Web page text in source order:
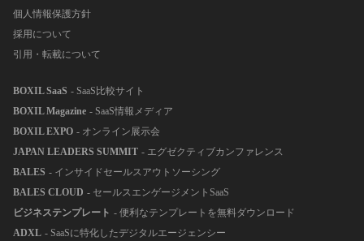
個人情報保護方針
採用について
引用・転載について
BOXIL SaaS - SaaS比較サイト
BOXIL Magazine - SaaS情報メディア
BOXIL EXPO - オンライン展示会
JAPAN LEADERS SUMMIT - エグゼクティブカンファレンス
BALES - インサイドセールスアウトソーシング
BALES CLOUD - セールスエンゲージメントSaaS
ビジネステンプレート - 便利なテンプレートを無料ダウンロード
ADXL - SaaSに特化したデジタルエージェンシー